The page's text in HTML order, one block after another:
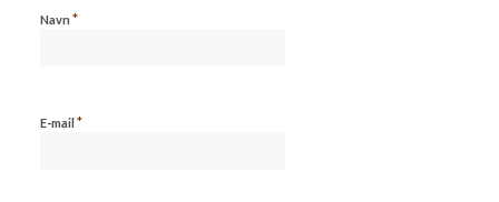
Navn *
E-mail *